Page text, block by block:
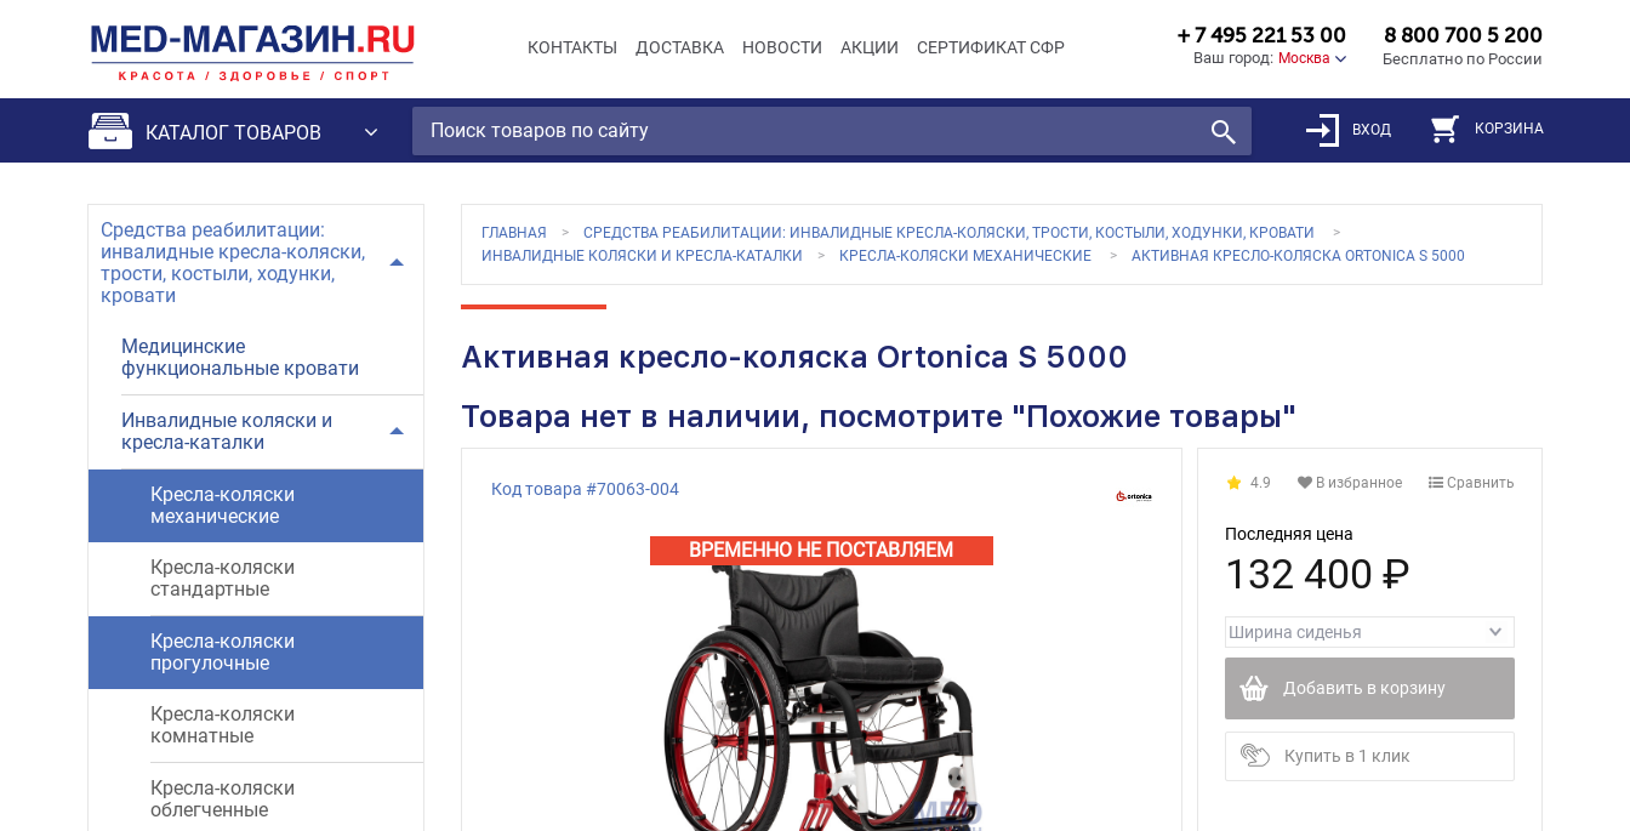
КОНТАКТЫ ДОСТАВКА НОВОСТИ АКЦИИ СЕРТИФИКАТ СФР
+ 7 495 221 53 00
Ваш город: Москва
8 800 700 5 200
Бесплатно по России
КАТАЛОГ ТОВАРОВ ВХОД КОРЗИНА
Средства реабилитации:
инвалидные кресла-коляски,
трости, костыли, ходунки,
кровати
Медицинские
функциональные кровати
Инвалидные коляски и
кресла-каталки
Кресла-коляски
механические
Кресла-коляски
стандартные
Кресла-коляски
прогулочные
Кресла-коляски
комнатные
Кресла-коляски
облегченные
ГЛАВНАЯ
СРЕДСТВА РЕАБИЛИТАЦИИ: ИНВАЛИДНЫЕ КРЕСЛА-КОЛЯСКИ, ТРОСТИ, КОСТЫЛИ, ХОДУНКИ, КРОВАТИ
ИНВАЛИДНЫЕ КОЛЯСКИ И КРЕСЛА-КАТАЛКИ
КРЕСЛА-КОЛЯСКИ МЕХАНИЧЕСКИЕ АКТИВНАЯ КРЕСЛО-КОЛЯСКА ORTONICA S 5000
Активная кресло-коляска Ortonica S 5000
Товара нет в наличии, посмотрите "Похожие товары"
Код товара #70063-004
ВРЕМЕННО НЕ ПОСТАВЛЯЕМ
4.9 В избранное Сравнить
Последняя цена
132 400 ₽
Добавить в корзину
Купить в 1 клик